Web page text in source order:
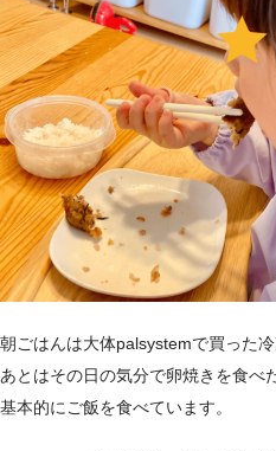
朝ごはんは大体palsystemで買った冷
あとはその日の気分で卵焼きを食べ
基本的にご飯を食べています。